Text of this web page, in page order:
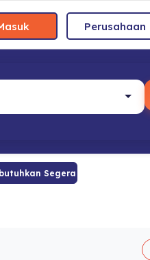
Perusahaan
Segera